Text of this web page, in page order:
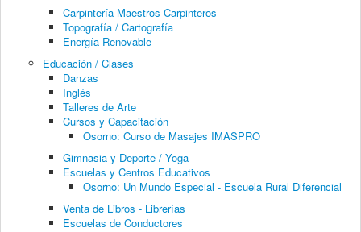
Carpintería Maestros Carpinteros
Topografía / Cartografía
Energía Renovable
Educación / Clases
Danzas
Inglés
Talleres de Arte
Cursos y Capacitación
Osorno: Curso de Masajes IMASPRO
Gimnasia y Deporte / Yoga
Escuelas y Centros Educativos
Osorno: Un Mundo Especial - Escuela Rural Diferencial
Venta de Libros - Librerías
Escuelas de Conductores